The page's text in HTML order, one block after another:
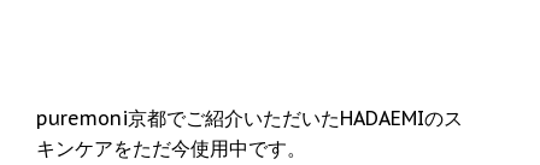
puremoni京都でご紹介いただいたHADAEMIのス
キンケアをただ今使用中です。